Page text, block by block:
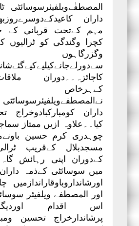
المصطفٰےویلفیئرسوسائٹی
داران
مہم کےتحت قربانی کے
کچرا وگندگی کو ٹرالیوں
وگزرگاہوں
کاجائزہ۔۔دوران
کےہرخاص
داران
کیا۔۔علاوہ ازیں ممتاز
چوہدری کرم حسین
مسجدبلال کےقریب
کےدوران اپنی رہائش
میں سوسائٹی کےذمہ
اور المصطفے ویلفیئر
اس اقدام
پرشاندارخراج تحسین